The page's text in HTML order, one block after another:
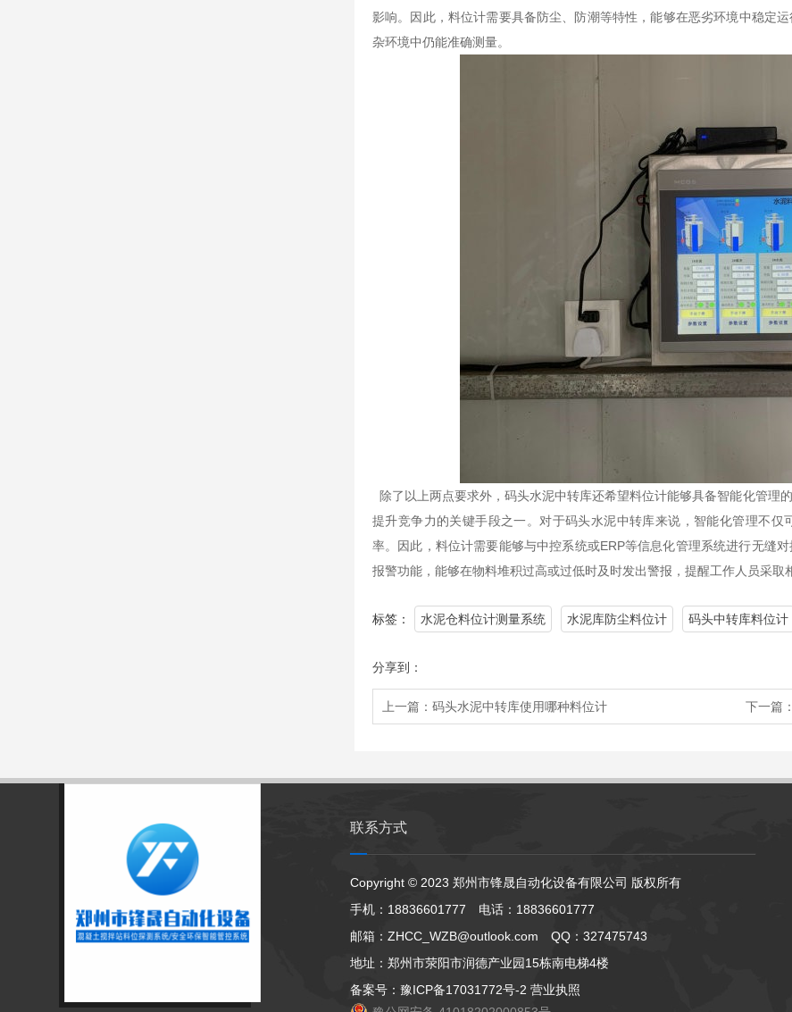
影响。因此，料位计需要具备防尘、防潮等特性，能够在恶劣环境中稳定
杂环境中仍能准确测量。
除了以上两点要求外，码头水泥中转库还希望料位计能够具备智能化管理
提升竞争力的关键手段之一。对于码头水泥中转库来说，智能化管理不
率。因此，料位计需要能够与中控系统或ERP等信息化管理系统进行无缝
报警功能，能够在物料堆积过高或过低时及时发出警报，提醒工作人员采取
标签： 水泥仓料位计测量系统 水泥库防尘料位计 码头中转库料位计
分享到：
上一篇： 码头水泥中转库使用哪种料位计 下一篇：
联系方式
Copyright © 2023 郑州市锋晟自动化设备有限公司 版权所有
手机：18836601777 电话：18836601777
邮箱：ZHCC_WZB@outlook.com QQ：327475743
地址：郑州市荥阳市润德产业园15栋南电梯4楼
备案号： 豫ICP备17031772号-2 营业执照